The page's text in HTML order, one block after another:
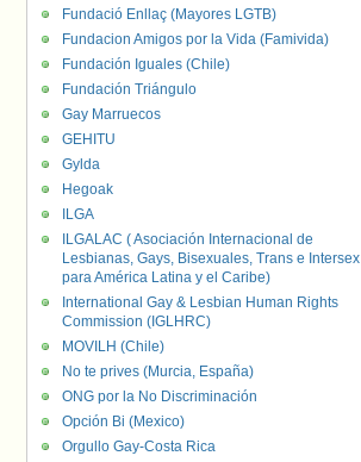
Fundació Enllaç (Mayores LGTB)
Fundacion Amigos por la Vida (Famivida)
Fundación Iguales (Chile)
Fundación Triángulo
Gay Marruecos
GEHITU
Gylda
Hegoak
ILGA
ILGALAC ( Asociación Internacional de
Lesbianas, Gays, Bisexuales, Trans e Intersex
para América Latina y el Caribe)
International Gay & Lesbian Human Rights
Commission (IGLHRC)
MOVILH (Chile)
No te prives (Murcia, España)
ONG por la No Discriminación
Opción Bi (Mexico)
Orgullo Gay-Costa Rica